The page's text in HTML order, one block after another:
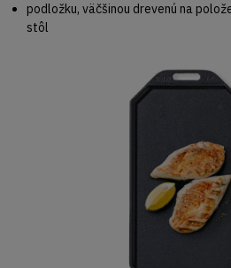
podložku, väčšinou drevenú na
stôl